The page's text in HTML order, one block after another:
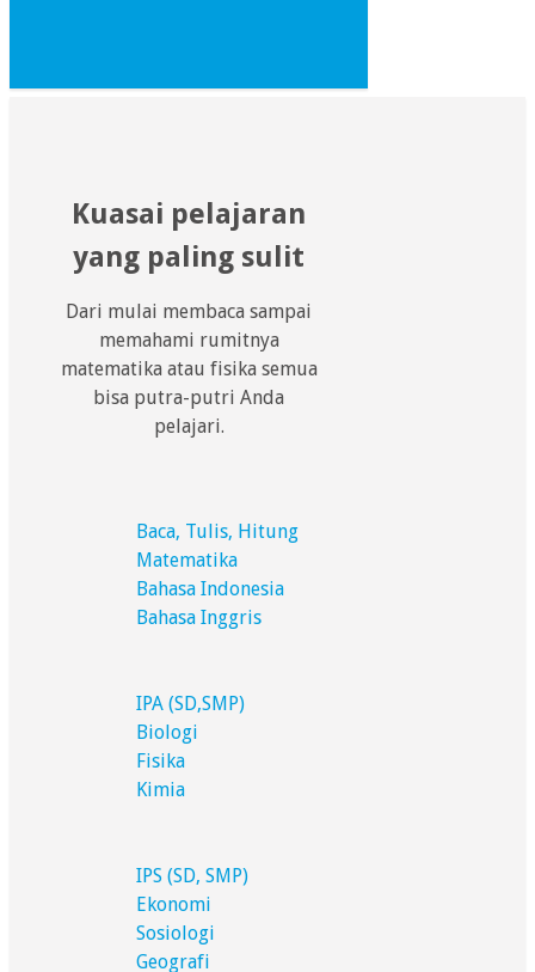
Kuasai pelajaran
yang paling sulit
Dari mulai membaca sampai
memahami rumitnya
matematika atau fisika semua
bisa putra-putri Anda
pelajari.
Baca, Tulis, Hitung
Matematika
Bahasa Indonesia
Bahasa Inggris
IPA (SD,SMP)
Biologi
Fisika
Kimia
IPS (SD, SMP)
Ekonomi
Sosiologi
Geografi